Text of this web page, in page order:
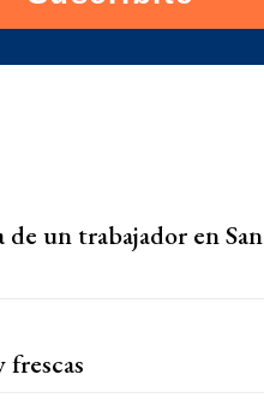
de un trabajador en San
frescas